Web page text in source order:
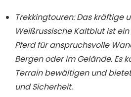
Trekkingtouren: Das kräftige
Weißrussische Kaltblut ist
Pferd für anspruchsvolle
Bergen oder im Gelände. Es
Terrain bewältigen und
und Sicherheit.